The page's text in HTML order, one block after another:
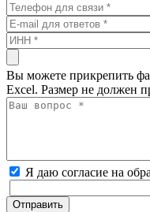
Вы можете прикрепить
Excel. Размер не должен
Я даю согласие на